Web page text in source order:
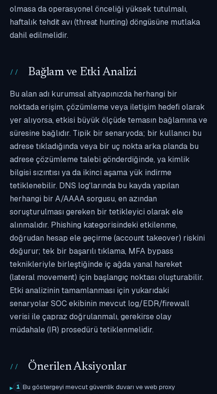
olmasa da operasyonel önceliği yüksek tutulmalı,
haftalık tehdit avı (threat hunting) döngüsüne mutlaka
dahil edilmelidir.
Bağlam ve Etki Analizi
Bu alan adı kurumsal altyapınızda herhangi bir
noktada erişim, çözümleme veya iletişim hedefi olarak
yer alıyorsa, etkisi büyük ölçüde temasın bağlamına ve
süresine bağlıdır. Tipik bir senaryoda; bir kullanıcı bu
adrese tıkladığında veya bir uç nokta arka planda bu
adrese çözümleme talebi gönderdiğinde, ya kimlik
bilgisi sızıntısı ya da ikinci aşama yük indirme
tetiklenebilir. DNS log'larında bu kayda yapılan
herhangi bir A/AAAA sorgusu, en azından
soruşturulması gereken bir tetikleyici olarak ele
alınmalıdır. Phishing kategorisindeki etkilenme,
doğrudan hesap ele geçirme (account takeover) riskini
doğurur; tek bir başarılı tıklama, MFA bypass
teknikleriyle birleştiğinde iç ağda yanal hareket
(lateral movement) için başlangıç noktası oluşturabilir.
Etki analizinin tamamlanması için yukarıdaki
senaryolar SOC ekibinin mevcut log/EDR/firewall
verisi ile çapraz doğrulanmalı, gerekirse olay
müdahale (IR) prosedürü tetiklenmelidir.
Önerilen Aksiyonlar
1 Bu göstergeyi mevcut güvenlik duvarı ve web proxy